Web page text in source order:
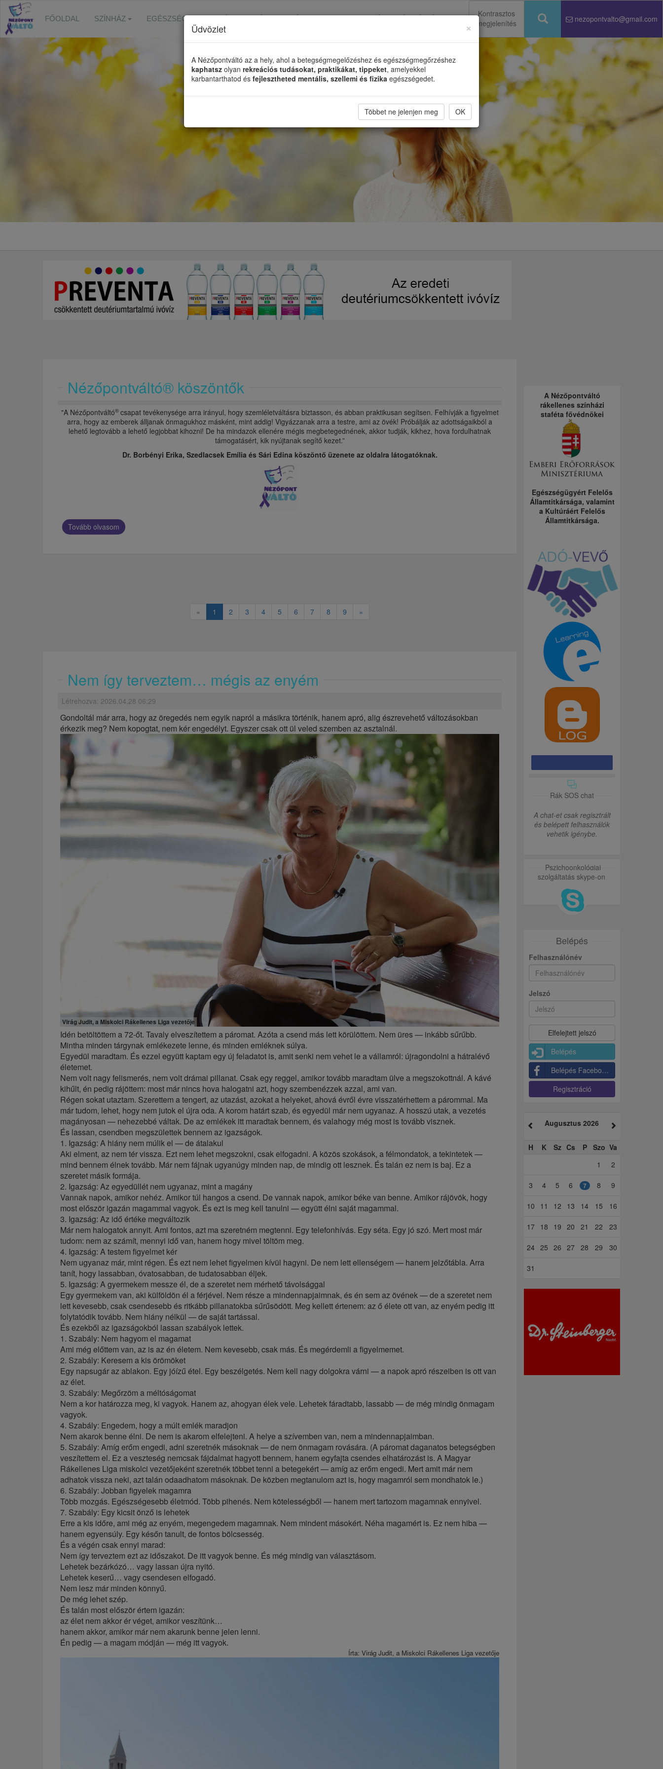
FŐOLDAL SZÍNHÁZ EGÉSZSÉGFEJLESZTÉS
Kontrasztos
megjelenítés
nezopontvalto@gmail.com
Nézőpontváltó® köszöntők
"A Nézőpontváltó® csapat tevékenysége arra irányul, hogy szemléletváltásra biztasson, és abban praktikusan segítsen. Felhívják a figyelmet
arra, hogy az emberek álljanak önmagukhoz másként, mint addig! Vigyázzanak arra a testre, ami az övék! Próbálják az adottságaikból a
lehető legtovább a lehető legjobbat kihozni! De ha mindazok ellenére mégis megbetegednének, akkor tudják, kikhez, hova fordulhatnak
támogatásért, kik nyújtanak segítő kezet.”
Dr. Borbényi Erika, Szedlacsek Emília és Sári Edina köszöntő üzenete az oldalra látogatóknak.
Tovább olvasom
« 1 2 3 4 5 6 7 8 9 »
Nem így terveztem… mégis az enyém
Létrehozva: 2026.04.28 06:29
Gondoltál már arra, hogy az öregedés nem egyik napról a másikra történik, hanem apró, alig észrevehető változásokban
érkezik meg? Nem kopogtat, nem kér engedélyt. Egyszer csak ott ül veled szemben az asztalnál.
Virág Judit, a Miskolci Rákellenes Liga vezetője
Idén betöltöttem a 72-őt. Tavaly elveszítettem a páromat. Azóta a csend más lett körülöttem. Nem üres — inkább sűrűbb.
Mintha minden tárgynak emlékezete lenne, és minden emléknek súlya.
Egyedül maradtam. És ezzel együtt kaptam egy új feladatot is, amit senki nem vehet le a vállamról: újragondolni a hátralévő
életemet.
Nem volt nagy felismerés, nem volt drámai pillanat. Csak egy reggel, amikor tovább maradtam ülve a megszokottnál. A kávé
kihűlt, én pedig rájöttem: most már nincs hova halogatni azt, hogy szembenézzek azzal, ami van.
Régen sokat utaztam. Szerettem a tengert, az utazást, azokat a helyeket, ahová évről évre visszatérhettem a párommal. Ma
már tudom, lehet, hogy nem jutok el újra oda. A korom határt szab, és egyedül már nem ugyanaz. A hosszú utak, a vezetés
magányosan — nehezebbé váltak. De az emlékek itt maradtak bennem, és valahogy még most is tovább visznek.
És lassan, csendben megszülettek bennem az igazságok.
1. Igazság: A hiány nem múlik el — de átalakul
Aki elment, az nem tér vissza. Ezt nem lehet megszokni, csak elfogadni. A közös szokások, a félmondatok, a tekintetek —
mind bennem élnek tovább. Már nem fájnak ugyanúgy minden nap, de mindig ott lesznek. És talán ez nem is baj. Ez a
szeretet másik formája.
2. Igazság: Az egyedüllét nem ugyanaz, mint a magány
Vannak napok, amikor nehéz. Amikor túl hangos a csend. De vannak napok, amikor béke van benne. Amikor rájövök, hogy
most először igazán magammal vagyok. És ezt is meg kell tanulni — együtt élni saját magammal.
3. Igazság: Az idő értéke megváltozik
Már nem halogatok annyit. Ami fontos, azt ma szeretném megtenni. Egy telefonhívás. Egy séta. Egy jó szó. Mert most már
tudom: nem az számít, mennyi idő van, hanem hogy mivel töltöm meg.
4. Igazság: A testem figyelmet kér
Nem ugyanaz már, mint régen. És ezt nem lehet figyelmen kívül hagyni. De nem lett ellenségem — hanem jelzőtábla. Arra
tanít, hogy lassabban, óvatosabban, de tudatosabban éljek.
5. Igazság: A gyermekem messze él, de a szeretet nem mérhető távolsággal
Egy gyermekem van, aki külföldön él a férjével. Nem része a mindennapjaimnak, és én sem az övének — de a szeretet nem
lett kevesebb, csak csendesebb és ritkább pillanatokba sűrűsödött. Meg kellett értenem: az ő élete ott van, az enyém pedig itt
folytatódik tovább. Nem hiány nélkül — de saját tartással.
És ezekből az igazságokból lassan szabályok lettek.
1. Szabály: Nem hagyom el magamat
Ami még előttem van, az is az én életem. Nem kevesebb, csak más. És megérdemli a figyelmemet.
2. Szabály: Keresem a kis örömöket
Egy napsugár az ablakon. Egy jóízű étel. Egy beszélgetés. Nem kell nagy dolgokra várni — a napok apró részeiben is ott van
az élet.
3. Szabály: Megőrzöm a méltóságomat
Nem a kor határozza meg, ki vagyok. Hanem az, ahogyan élek vele. Lehetek fáradtabb, lassabb — de még mindig önmagam
vagyok.
4. Szabály: Engedem, hogy a múlt emlék maradjon
Nem akarok benne élni. De nem is akarom elfelejteni. A helye a szívemben van, nem a mindennapjaimban.
5. Szabály: Amíg erőm engedi, adni szeretnék másoknak — de nem önmagam rovására. (A páromat daganatos betegségben
veszítettem el. Ez a veszteség nemcsak fájdalmat hagyott bennem, hanem egyfajta csendes elhatározást is. A Magyar
Rákellenes Liga miskolci vezetőjeként szeretnék többet tenni a betegekért — amíg az erőm engedi. Mert amit már nem
adhatok vissza neki, azt talán odaadhatom másoknak. De közben megtanulom azt is, hogy magamról sem mondhatok le.)
6. Szabály: Jobban figyelek magamra
Több mozgás. Egészségesebb életmód. Több pihenés. Nem kötelességből — hanem mert tartozom magamnak ennyivel.
7. Szabály: Egy kicsit önző is lehetek
Erre a kis időre, ami még az enyém, megengedem magamnak. Nem mindent másokért. Néha magamért is. Ez nem hiba —
hanem egyensúly. Egy későn tanult, de fontos bölcsesség.
És a végén csak ennyi marad:
Nem így terveztem ezt az időszakot. De itt vagyok benne. És még mindig van választásom.
Lehetek bezárkózó… vagy lassan újra nyitó.
Lehetek keserű… vagy csendesen elfogadó.
Nem lesz már minden könnyű.
De még lehet szép.
És talán most először értem igazán:
az élet nem akkor ér véget, amikor veszítünk…
hanem akkor, amikor már nem akarunk benne jelen lenni.
Én pedig — a magam módján — még itt vagyok.
Írta: Virág Judit, a Miskolci Rákellenes Liga vezetője
A Nézőpontváltó
rákellenes színházi
staféta fővédnökei
Egészségügyért Felelős
Államtitkársága, valamint
a Kultúráért Felelős
Államtitkársága.
Rák SOS chat
A chat-et csak regisztrált
és belépett felhasználók
vehetik igénybe.
Pszichoonkológiai
szolgáltatás skype-on
Belépés
Felhasználónév
Jelszó
Belépés
Belépés Facebookkal
Regisztráció
Augusztus 2026
H K Sz Cs P Szo Va
1
2
3 4 5 6 7 8 9
10 11 12 13 14 15 16
17 18 19 20 21 22 23
24 25 26 27 28 29 30
31
×
Üdvözlet
A Nézőpontváltó az a hely, ahol a betegségmegelőzéshez és egészségmegőrzéshez
kaphatsz olyan rekreációs tudásokat, praktikákat, tippeket, amelyekkel
karbantarthatod és fejlesztheted mentális, szellemi és fizika egészségedet.
Többet ne jelenjen meg OK